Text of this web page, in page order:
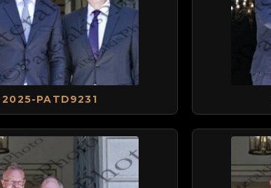
2025-PATD9231